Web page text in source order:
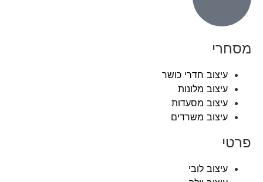
מסחרי
עיצוב חדרי כושר
עיצוב מלונות
עיצוב מסעדות
עיצוב משרדים
פרטי
עיצוב לובי